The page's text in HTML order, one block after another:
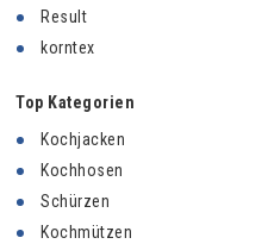
Result
korntex
Top Kategorien
Kochjacken
Kochhosen
Schürzen
Kochmützen